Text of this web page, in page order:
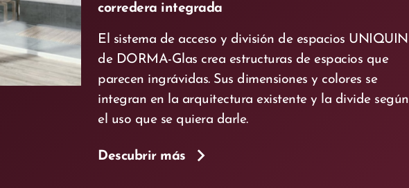
corredera integrada
El sistema de acceso y división de espacios UNIQUIN
de DORMA-Glas crea estructuras de espacios que
parecen ingrávidas. Sus dimensiones y colores se
integran en la arquitectura existente y la divide según
el uso que se quiera darle.
Descubrir más